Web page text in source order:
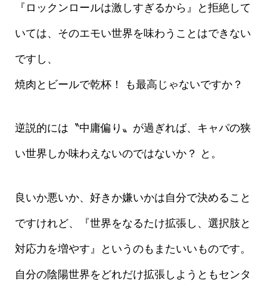
『ロックンロールは激しすぎるから』と拒絶して
いては、そのエモい世界を味わうことはできない
ですし、
焼肉とビールで乾杯！ も最高じゃないですか？
逆説的には〝中庸偏り〟が過ぎれば、キャパの狭
い世界しか味わえないのではないか？ と。
良いか悪いか、好きか嫌いかは自分で決めること
ですけれど、『世界をなるたけ拡張し、選択肢と
対応力を増やす』というのもまたいいものです。
自分の陰陽世界をどれだけ拡張しようともセンタ